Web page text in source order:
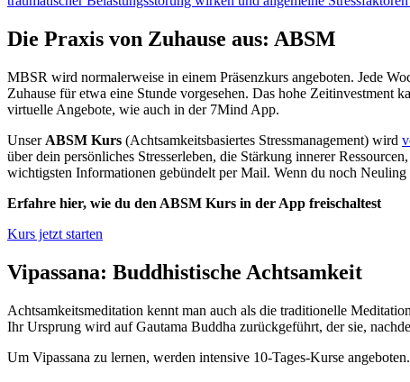
Die Praxis von Zuhause aus: ABSM
MBSR wird normalerweise in einem Präsenzkurs angeboten. Jede
Zuhause für etwa eine Stunde vorgesehen. Das hohe
virtuelle Angebote, wie auch in der 7Mind App.
Unser ABSM Kurs (Achtsamkeitsbasiertes Stressmanagement) wird
über dein persönliches Stresserleben, die Stärkung innerer
wichtigsten Informationen gebündelt per Mail. Wenn du noch Neuling
Erfahre hier, wie du den ABSM Kurs in der App freischaltest
Kurs jetzt starten
Vipassana: Buddhistische Achtsamkeit
Achtsamkeitsmeditation kennt man auch als die traditionelle
Ihr Ursprung wird auf Gautama Buddha zurückgeführt, der sie,
Um Vipassana zu lernen, werden intensive 10-Tages-Kurse